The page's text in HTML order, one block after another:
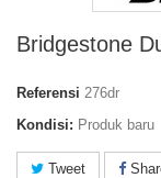
Bridgestone
Referensi 276dr
Kondisi: Produk baru
Tweet